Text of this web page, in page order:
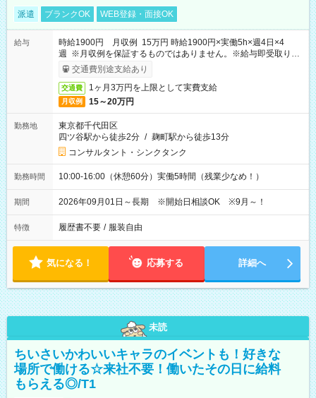
派遣 ブランクOK WEB登録・面接OK
給与
時給1900円 月収例 15万円 時給1900円×実働5h×週4日×4
週 ※月収例を保証するものではありません。※給与即受取りサ
ービス利用可（利用条件有）
交通費別途支給あり
交通費 1ヶ月3万円を上限として実費支給
月収例 15～20万円
勤務地
東京都千代田区
四ツ谷駅から徒歩2分 / 麹町駅から徒歩13分
コンサルタント・シンクタンク
勤務時間 10:00-16:00（休憩60分）実働5時間（残業少なめ！）
期間 2026年09月01日～長期 ※開始日相談OK ※9月～！
特徴 履歴書不要 / 服装自由
気になる！ 応募する 詳細へ
未読
ちいさいかわいいキャラのイベントも！好きな
場所で働ける☆来社不要！働いたその日に給料
もらえる◎/T1